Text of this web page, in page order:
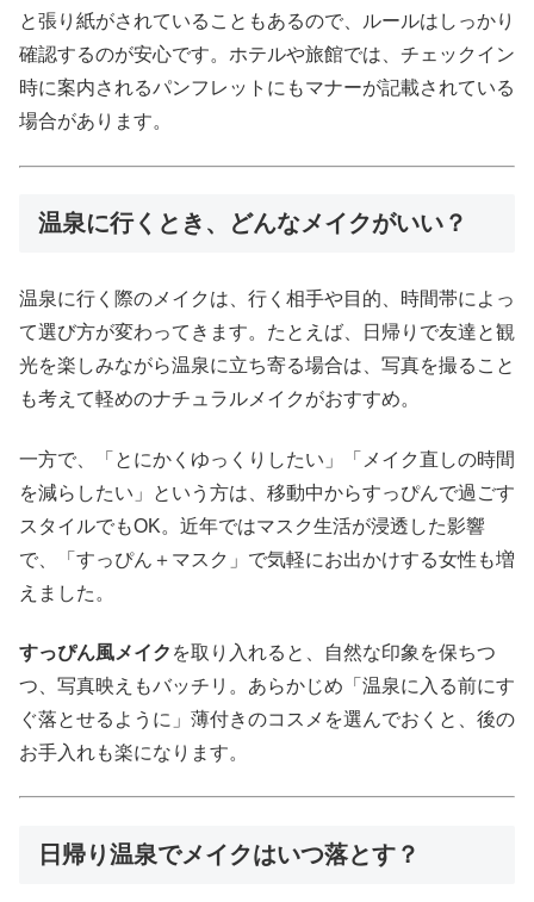
と張り紙がされていることもあるので、ルールはしっかり
確認するのが安心です。ホテルや旅館では、チェックイン
時に案内されるパンフレットにもマナーが記載されている
場合があります。
温泉に行くとき、どんなメイクがいい？
温泉に行く際のメイクは、行く相手や目的、時間帯によっ
て選び方が変わってきます。たとえば、日帰りで友達と観
光を楽しみながら温泉に立ち寄る場合は、写真を撮ること
も考えて軽めのナチュラルメイクがおすすめ。
一方で、「とにかくゆっくりしたい」「メイク直しの時間
を減らしたい」という方は、移動中からすっぴんで過ごす
スタイルでもOK。近年ではマスク生活が浸透した影響
で、「すっぴん＋マスク」で気軽にお出かけする女性も増
えました。
すっぴん風メイク を取り入れると、自然な印象を保ちつ
つ、写真映えもバッチリ。あらかじめ「温泉に入る前にす
ぐ落とせるように」薄付きのコスメを選んでおくと、後の
お手入れも楽になります。
日帰り温泉でメイクはいつ落とす？